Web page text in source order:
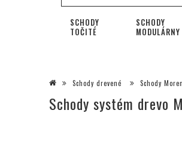
SCHODY
TOČITÉ
SCHODY
MODULÁRNY
Schody drevené Schody
Schody systém drevo